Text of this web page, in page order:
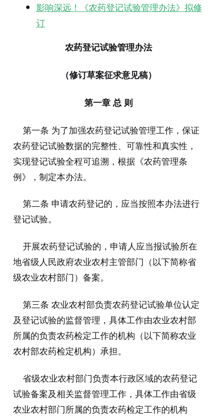
影响深远！《农药登记试验管理办法》拟修
订
农药登记试验管理办法
（修订草案征求意见稿）
第一章 总 则
第一条 为了加强农药登记试验管理工作，保证
农药登记试验数据的完整性、可靠性和真实性，
实现登记试验全程可追溯，根据《农药管理条
例》，制定本办法。
第二条 申请农药登记的，应当按照本办法进行
登记试验。
开展农药登记试验的，申请人应当报试验所在
地省级人民政府农业农村主管部门（以下简称省
级农业农村部门）备案。
第三条 农业农村部负责农药登记试验单位认定
及登记试验的监督管理，具体工作由农业农村部
所属的负责农药检定工作的机构（以下简称农业
农村部农药检定机构）承担。
省级农业农村部门负责本行政区域的农药登记
试验备案及相关监督管理工作，具体工作由省级
农业农村部门所属的负责农药检定工作的机构